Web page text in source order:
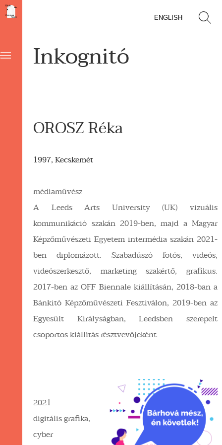
ENGLISH
Inkognitó
OROSZ Réka
1997, Kecskemét
médiaművész
A Leeds Arts University (UK) vizuális
kommunikáció szakán 2019-ben, majd a Magyar
Képzőművészeti Egyetem intermédia szakán 2021-
ben diplomázott. Szabadúszó fotós, videós,
videószerkesztő, marketing szakértő, grafikus.
2017-ben az OFF Biennale kiállításán, 2018-ban a
Bánkitó Képzőművészeti Fesztiválon, 2019-ben az
Egyesült Királyságban, Leedsben szerepelt
csoportos kiállítás résztvevőjeként.
2021
digitális grafika,
cyber